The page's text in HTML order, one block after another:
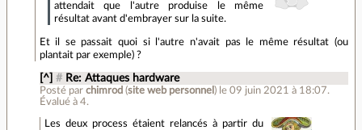
attendait que l'autre produise le même
résultat avant d'embrayer sur la suite.
Et il se passait quoi si l'autre n'avait pas le même résultat (ou
plantait par exemple) ?
[^] # Re: Attaques hardware
Posté par chimrod (site web personnel ) le 09 juin 2021 à 18:07.
Évalué à 4.
Les deux process étaient relancés à partir du